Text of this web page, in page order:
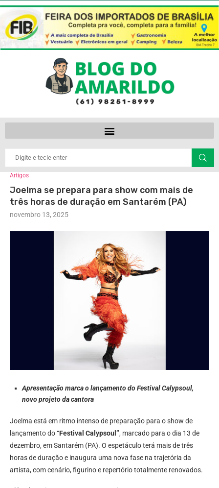
Artigos
Joelma se prepara para show com mais de
três horas de duração em Santarém (PA)
novembro 13, 2025
Apresentação marca o lançamento do Festival Calypsoul,
novo projeto da cantora
Joelma está em ritmo intenso de preparação para o show de
lançamento do “Festival Calypsoul”, marcado para o dia 13 de
dezembro, em Santarém (PA). O espetáculo terá mais de três
horas de duração e inaugura uma nova fase na trajetória da
artista, com cenário, figurino e repertório totalmente renovados.